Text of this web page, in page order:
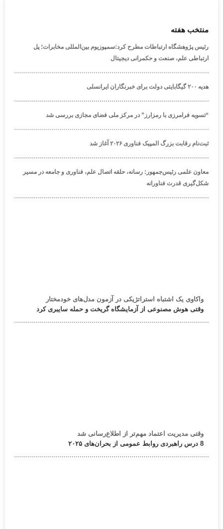
منتخب هفته
رئیس پژوهشگاه ارتباطات مطرح کرد:سمپوزیوم بین‌المللی مخابرات؛ پل
ارتباطی علم، صنعت و حکمرانی دیجیتال
هدیه ۲۰۰ گیگابایتی دولت برای خبرنگاران ایرانسلی
“تسویه فرامرزی با رمزارز” در مرکز ملی فضای مجازی بررسی شد
ثبت‌نام رقابت بزرگ المپیک فناوری ۲۰۲۶ آغاز شد
معاون علمی رئیس‌جمهور: رسانه، حلقه اتصال علم، فناوری و جامعه در مسیر
شکل‌گیری قدرت فناورانه
واکاوی یک اشتباه استراتژیکی در آزمون مدل‌های خودمختار
وقتی هوش مصنوعی از آزمایشگاه گریخت و حمله سایبری کرد
وقتی مدیریت اعتماد مهم‌تر از اطلاع‌رسانی شد
8 درس راهبردی روابط عمومی از بحران‌های ۲۰۲۵